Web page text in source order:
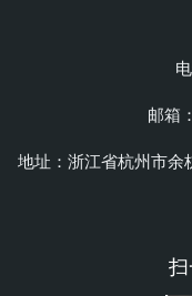
邮箱
地址：浙江省杭州市余